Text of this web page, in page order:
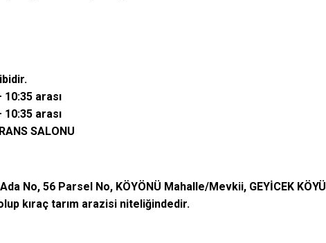
10:35 arası
10:35 arası
SALONU
No, 56 Parsel No, KÖYÖNÜ Mahalle/Mevkii, GEYİCEK KÖYÜ
kıraç tarım arazisi niteliğindedir.